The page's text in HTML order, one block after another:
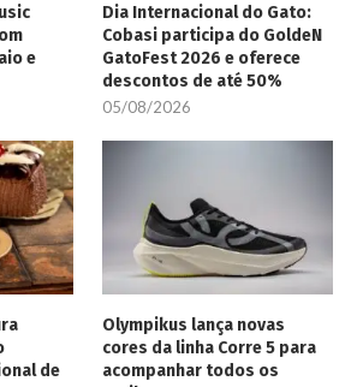
e
Dia Internacional do Gato:
Cobasi participa do GoldeN
GatoFest 2026 e oferece
descontos de até 50%
05/08/2026
de
Olympikus lança novas
cores da linha Corre 5 para
acompanhar todos os